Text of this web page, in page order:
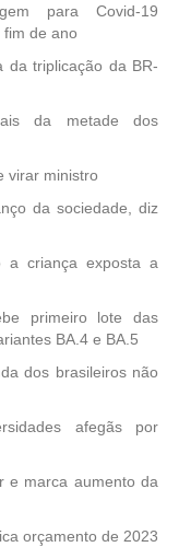
para Covid-19
de ano
da triplicação da BR-
da metade dos
virar ministro
da sociedade, diz
a criança exposta a
primeiro lote das
BA.4 e BA.5
dos brasileiros não
afegãs por
e marca aumento da
orçamento de 2023